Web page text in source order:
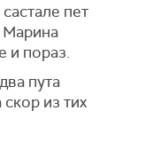
пет
Марина
и пораз.
пута
из тих